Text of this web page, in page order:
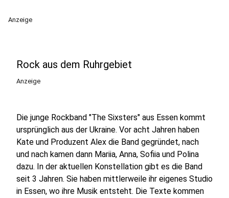
Anzeige
Rock aus dem Ruhrgebiet
Anzeige
Die junge Rockband "The Sixsters" aus Essen kommt
ursprünglich aus der Ukraine. Vor acht Jahren haben
Kate und Produzent Alex die Band gegründet, nach
und nach kamen dann Mariia, Anna, Sofiia und Polina
dazu. In der aktuellen Konstellation gibt es die Band
seit 3 Jahren. Sie haben mittlerweile ihr eigenes Studio
in Essen, wo ihre Musik entsteht. Die Texte kommen